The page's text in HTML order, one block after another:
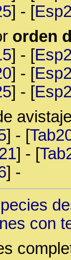
] - [
orden
] - [
] - [
] - [
] - [
] - [
] -
con